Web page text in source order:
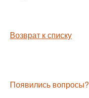
Возврат к списку
Появились вопросы?